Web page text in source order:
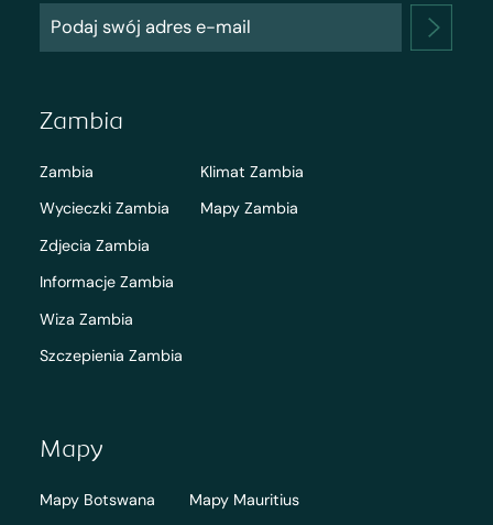
Zambia
Zambia
Wycieczki Zambia
Zdjecia Zambia
Informacje Zambia
Wiza Zambia
Szczepienia Zambia
Klimat Zambia
Mapy Zambia
Mapy
Mapy Botswana
Mapy Mauritius